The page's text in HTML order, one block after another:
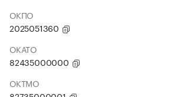
ОКПО
2025051360
ОКАТО
82435000000
ОКТМО